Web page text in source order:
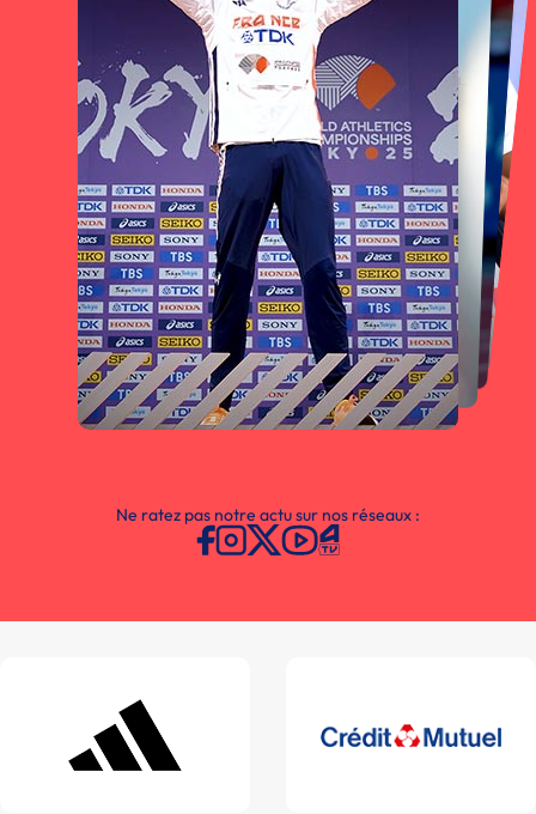
Ne ratez pas notre actu sur nos réseaux :